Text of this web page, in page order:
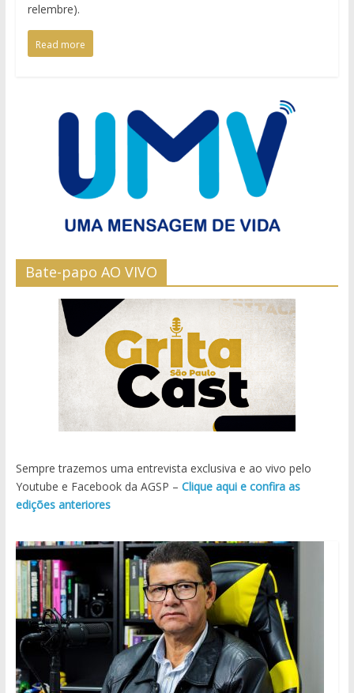
relembre).
Read more
Bate-papo AO VIVO
Sempre trazemos uma entrevista exclusiva e ao vivo pelo
Youtube e Facebook da AGSP – Clique aqui e confira as
edições anteriores